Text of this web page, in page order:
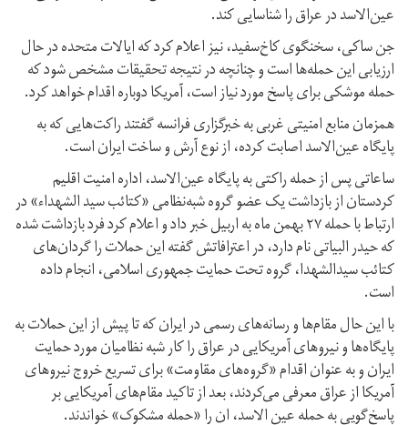
عین‌الاسد در عراق را شناسایی کند.
جن ساکی، سخنگوی کاخ‌سفید، نیز اعلام کرد که ایالات متحده در حال
ارزیابی این حمله‌ها است و چنانچه در نتیجه تحقیقات مشخص شود که
حمله موشکی برای پاسخ مورد نیاز است، آمریکا دوباره اقدام خواهد کرد.
همزمان منابع امنیتی غربی به خبرگزاری فرانسه گفتند راکت‌هایی که به
پایگاه عین‌الاسد اصابت کرده، از نوع آرش و ساخت ایران است.
ساعاتی پس از حمله راکتی به پایگاه عین‌الاسد، اداره امنیت اقلیم
کردستان از بازداشت یک عضو گروه شبه‌نظامی «کتائب سید الشهداء» در
ارتباط با حمله ۲۷ بهمن ماه به اربیل خبر داد و اعلام کرد فرد بازداشت شده
که حیدر البیاتی نام دارد، در اعترافاتش گفته این حملات را گردان‌های
کتائب سیدالشهدا، گروه تحت حمایت جمهوری اسلامی، انجام داده
است.
با این حال مقام‌ها و رسانه‌های رسمی در ایران که تا پیش از این حملات به
پایگاه‌ها و نیروهای آمریکایی در عراق را کار شبه نظامیان مورد حمایت
ایران و به عنوان اقدام «گروه‌های مقاومت» برای تسریع خروج نیروهای
آمریکا از عراق معرفی می‌کردند، بعد از تاکید مقام‌های آمریکایی بر
پاسخ‌گویی به حمله عین الاسد، ان را «حمله مشکوک» خواندند.